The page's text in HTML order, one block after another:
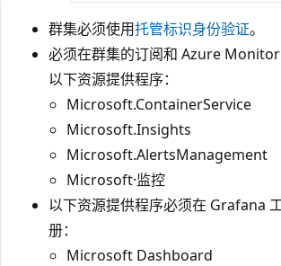
群集必须使用托管标识身份验证。
必须在群集的订阅和 Azure
以下资源提供程序：
Microsoft.ContainerService
Microsoft.Insights
Microsoft.AlertsManagement
Microsoft·监控
以下资源提供程序必须在 Grafana
册：
Microsoft Dashboard